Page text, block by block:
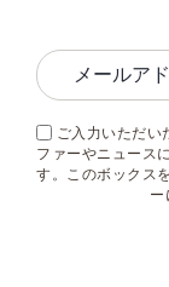
ご入力いただい
ファーやニュース
す。このボックス
ー